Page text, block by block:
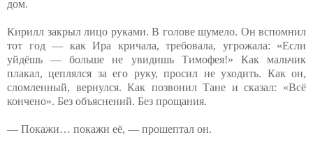
дом.
Кирилл закрыл лицо руками. В голове шумело. Он вспомнил
тот год — как Ира кричала, требовала, угрожала: «Если
уйдёшь — больше не увидишь Тимофея!» Как мальчик
плакал, цеплялся за его руку, просил не уходить. Как он,
сломленный, вернулся. Как позвонил Тане и сказал: «Всё
кончено». Без объяснений. Без прощания.
— Покажи… покажи её, — прошептал он.